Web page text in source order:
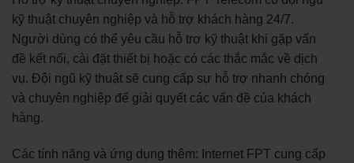
kỹ thuật chuyên nghiệp và hỗ trợ khách hàng 24/7.
Người dùng có thể yêu cầu hỗ trợ kỹ thuật khi gặp vấn
đề kết nối, cài đặt thiết bị hoặc có các thắc mắc về dịch
vụ. Đội ngũ kỹ thuật sẽ cung cấp sự hỗ trợ nhanh chóng
và chuyên nghiệp để giải quyết các vấn đề của khách
hàng.
Các tính năng và ứng dụng thêm: Internet FPT cung cấp